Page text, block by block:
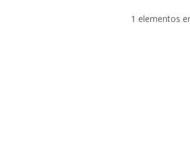
1 elementos